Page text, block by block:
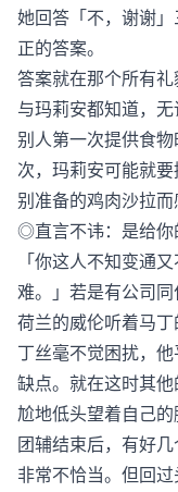
她回答「不，谢谢
正的答案。
答案就在那个所有
与玛莉安都知道，
别人第一次提供食
次，玛莉安可能就
别准备的鸡肉沙拉而
◎直言不讳：是给你
「你这人不知变通
难。」若是有公司
荷兰的威伦听着马
丁丝毫不觉困扰，
缺点。就在这时其
尬地低头望着自己的
团辅结束后，有好
非常不恰当。但回